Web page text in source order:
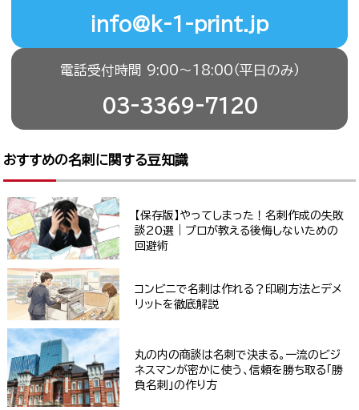
info@k-1-print.jp
電話受付時間 9:00〜18:00（平日のみ）
03-3369-7120
おすすめの名刺に関する豆知識
【保存版】やってしまった！名刺作成の失敗
談20選｜プロが教える後悔しないための
回避術
コンビニで名刺は作れる？印刷方法とデメ
リットを徹底解説
丸の内の商談は名刺で決まる。一流のビジ
ネスマンが密かに使う、信頼を勝ち取る「勝
負名刺」の作り方